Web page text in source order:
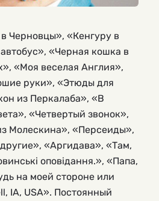
Черновцы», «Кенгуру в
«Черная кошка в
«Моя веселая Англия»,
руки», «Этюды для
из Перкалаба», «В
«Четвертый звонок»,
Молескина», «Персеиды»,
«Аргидава», «Там,
оповідання.», «Папа,
на моей стороне или
IA, USA». Постоянный